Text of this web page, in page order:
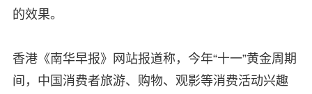
的效果。
香港《南华早报》网站报道称，今年“十一”黄金周期
间，中国消费者旅游、购物、观影等消费活动兴趣